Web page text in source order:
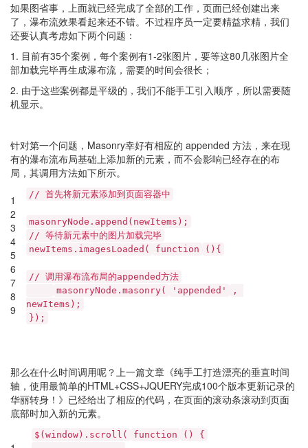
如果图省事，上面就已经完成了全部的工作，页面已经创建出来
了，瀑布流效果看起来还不错。不过程序员一定要精益求精，我们
还要认真考虑如下两个问题：
1. 目前有35个案例，每个案例有1-2张图片，要等这80几张图片全
部加载完毕再生成瀑布流，需要的时间会很长；
2. 由于这些案例都是平级的，我们不能手工引入顺序，所以需要随
机显示。
针对第一个问题，Masonry幸好有相应的 appended 方法，来在现
有的瀑布流布局基础上添加新的元素，而不会影响已经存在的布
局，其调用方法如下所示。
1
2
3
4
5
6
7
8
9
// 首先将新元素添加到页面容器中
masonryNode.append(newItems);
// 等待新元素中的图片加载完毕
newItems.imagesLoaded(
function (){
// 调用瀑布流布局的appended方法
masonryNode.masonry(
'appended'
,
newItems);
});
那么在什么时间调用呢？上一篇文章《纯手工打造漂亮的垂直时间
轴，使用最简单的HTML+CSS+JQUERY完成100个版本更新记录的
华丽转身！》已经给出了相应的代码，在页面的滚动条滚动到页面
底部时加入新的元素。
$(window).scroll( function () {